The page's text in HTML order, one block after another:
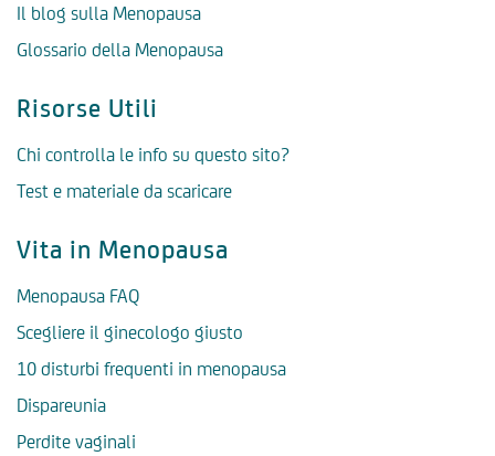
Il blog sulla Menopausa
Glossario della Menopausa
Risorse Utili
Chi controlla le info su questo sito?
Test e materiale da scaricare
Vita in Menopausa
Menopausa FAQ
Scegliere il ginecologo giusto
10 disturbi frequenti in menopausa
Dispareunia
Perdite vaginali